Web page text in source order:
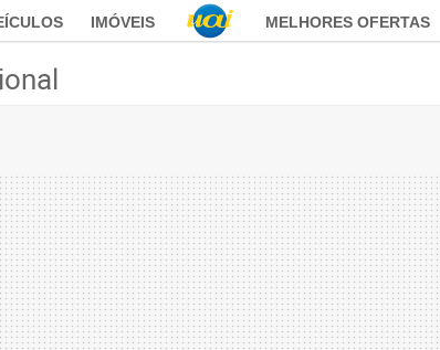
IMÓVEIS MELHORES OFERTAS